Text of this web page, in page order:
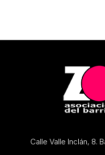
Calle Valle Inclán, 8.